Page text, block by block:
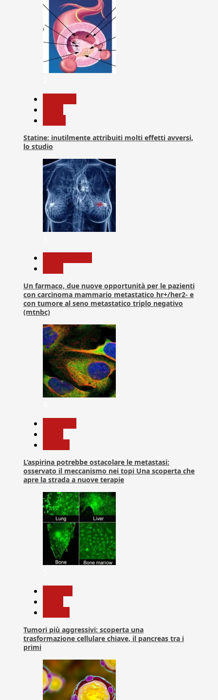
Statine: inutilmente attribuiti molti effetti avversi,
lo studio
Un farmaco, due nuove opportunità per le pazienti
con carcinoma mammario metastatico hr+/her2- e
con tumore al seno metastatico triplo negativo
(mtnbc)
L’aspirina potrebbe ostacolare le metastasi:
osservato il meccanismo nei topi Una scoperta che
apre la strada a nuove terapie
Tumori più aggressivi: scoperta una
trasformazione cellulare chiave, il pancreas tra i
primi